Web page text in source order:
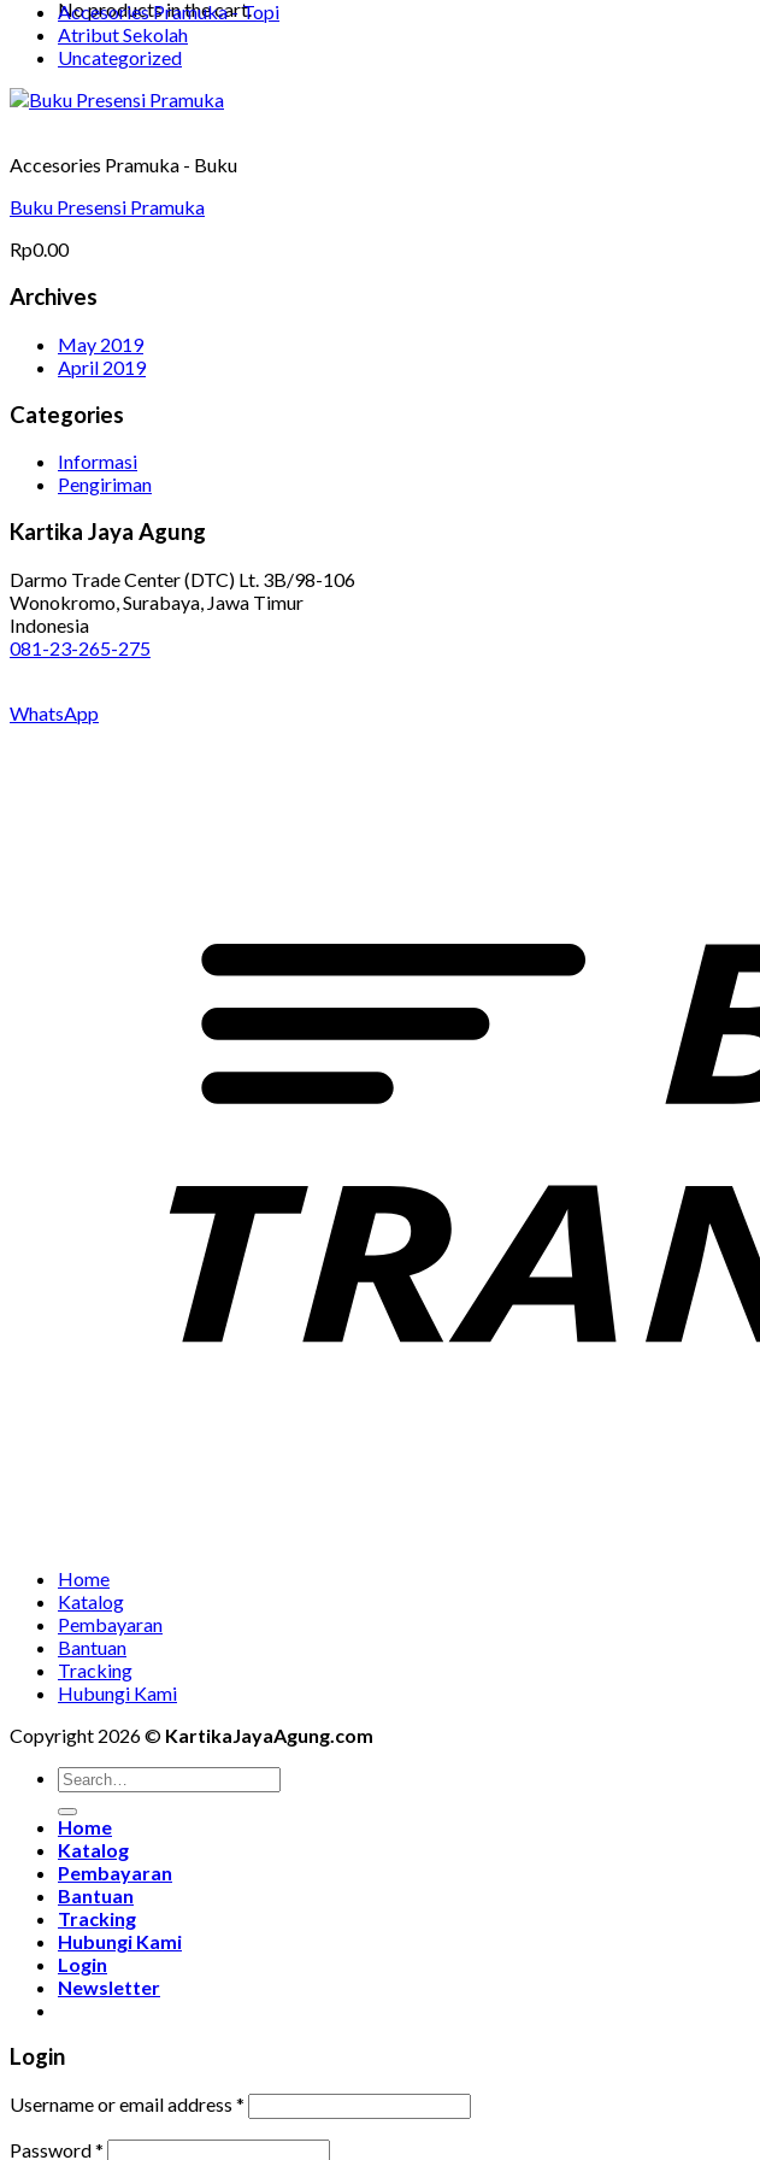
No products in the cart.
Accesories Pramuka - Topi
Atribut Sekolah
Uncategorized
Accesories Pramuka - Buku
Buku Presensi Pramuka
Rp0.00
Archives
May 2019
April 2019
Categories
Informasi
Pengiriman
Kartika Jaya Agung
Darmo Trade Center (DTC) Lt. 3B/98-106
Wonokromo, Surabaya, Jawa Timur
Indonesia
081-23-265-275
WhatsApp
Home
Katalog
Pembayaran
Bantuan
Tracking
Hubungi Kami
Copyright 2026 © KartikaJayaAgung.com
Home
Katalog
Pembayaran
Bantuan
Tracking
Hubungi Kami
Login
Newsletter
Login
Username or email address *
Password*